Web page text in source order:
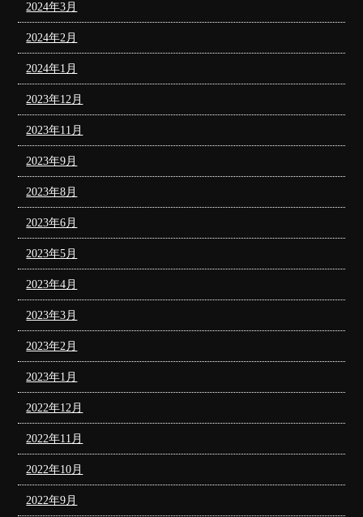
2024年3月
2024年2月
2024年1月
2023年12月
2023年11月
2023年9月
2023年8月
2023年6月
2023年5月
2023年4月
2023年3月
2023年2月
2023年1月
2022年12月
2022年11月
2022年10月
2022年9月